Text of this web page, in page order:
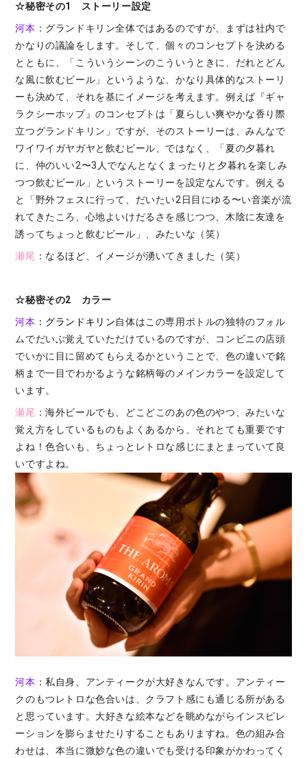
☆秘密その1 ストーリー設定
河本 ：グランドキリン全体ではあるのですが、まずは社内で
かなりの議論をします。そして、個々のコンセプトを決める
とともに、「こういうシーンのこういうときに、だれとどん
な風に飲むビール」というような、かなり具体的なストーリ
ーも決めて、それを基にイメージを考えます。例えば『ギャ
ラクシーホップ』のコンセプトは「夏らしい爽やかな香り際
立つグランドキリン」ですが、そのストーリーは、みんなで
ワイワイガヤガヤと飲むビール、ではなく、「夏の夕暮れ
に、仲のいい2〜3人でなんとなくまったりと夕暮れを楽しみ
つつ飲むビール」というストーリーを設定なんです。例える
と「野外フェスに行って、だいたい2日目にゆる〜い音楽が流
れてきたころ、心地よいけだるさを感じつつ、木陰に友達を
誘ってちょっと飲むビール」、みたいな（笑）
瀬尾 ：なるほど、イメージが湧いてきました（笑）
☆秘密その2 カラー
河本 ：グランドキリン自体はこの専用ボトルの独特のフォル
ムでだいぶ覚えていただけているのですが、コンビニの店頭
でいかに目に留めてもらえるかということで、色の違いで銘
柄まで一目でわかるような銘柄毎のメインカラーを設定して
います。
瀬尾 ：海外ビールでも、どこどこのあの色のやつ、みたいな
覚え方をしているものもよくあるから、それとても重要です
よね！色合いも、ちょっとレトロな感じにまとまっていて良
いですよね。
河本 ：私自身、アンティークが大好きなんです。アンティー
クのもつレトロな色合いは、クラフト感にも通じる所がある
と思っています。大好きな絵本などを眺めながらインスピレ
ーションを膨らませたりすることもありますね。色の組み合
わせは、本当に微妙な色の違いでも受ける印象がかわってく